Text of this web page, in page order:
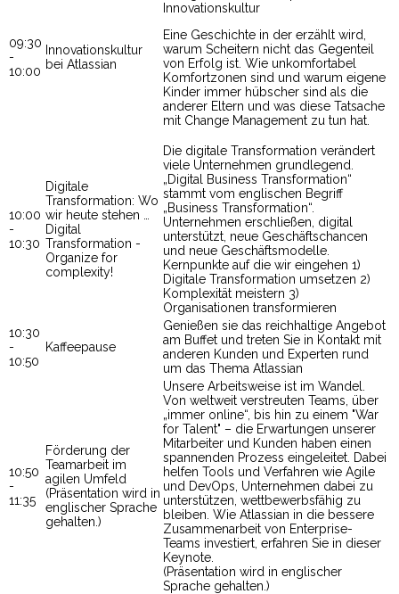
09:30
-
10:00
Innovationskultur
bei Atlassian
Innovationskultur
Eine Geschichte in der erzählt wird,
warum Scheitern nicht das Gegenteil
von Erfolg ist. Wie unkomfortabel
Komfortzonen sind und warum eigene
Kinder immer hübscher sind als die
anderer Eltern und was diese Tatsache
mit Change Management zu tun hat.
10:00
-
10:30
Digitale
Transformation: Wo
wir heute stehen …
Digital
Transformation -
Organize for
complexity!
Die digitale Transformation verändert
viele Unternehmen grundlegend.
„Digital Business Transformation“
stammt vom englischen Begriff
„Business Transformation“.
Unternehmen erschließen, digital
unterstützt, neue Geschäftschancen
und neue Geschäftsmodelle.
Kernpunkte auf die wir eingehen 1)
Digitale Transformation umsetzen 2)
Komplexität meistern 3)
Organisationen transformieren
10:30
-
10:50
Kaffeepause
Genießen sie das reichhaltige Angebot
am Buffet und treten Sie in Kontakt mit
anderen Kunden und Experten rund
um das Thema Atlassian
10:50
-
11:35
Förderung der
Teamarbeit im
agilen Umfeld
(Präsentation wird in
englischer Sprache
gehalten.)
Unsere Arbeitsweise ist im Wandel.
Von weltweit verstreuten Teams, über
„immer online“, bis hin zu einem "War
for Talent" – die Erwartungen unserer
Mitarbeiter und Kunden haben einen
spannenden Prozess eingeleitet. Dabei
helfen Tools und Verfahren wie Agile
und DevOps, Unternehmen dabei zu
unterstützen, wettbewerbsfähig zu
bleiben. Wie Atlassian in die bessere
Zusammenarbeit von Enterprise-
Teams investiert, erfahren Sie in dieser
Keynote.
(Präsentation wird in englischer
Sprache gehalten.)